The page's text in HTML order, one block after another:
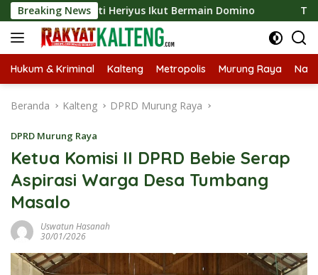
Langsung
ke
konten
Breaking News
Bupati Heriyus Ikut Bermain Domino Tekan
Hukum & Kriminal Kalteng Metropolis Murung Raya
Beranda Kalteng DPRD Murung Raya
DPRD Murung Raya
Ketua Komisi II DPRD Bebie Serap
Aspirasi Warga Desa Tumbang
Masalo
Uswatun Hasanah
30/01/2026